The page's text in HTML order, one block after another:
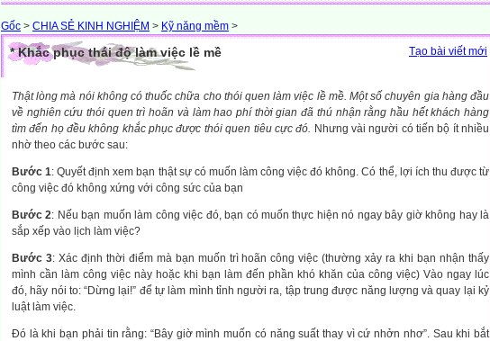
Gốc > CHIA SẺ KINH NGHIỆM > Kỹ năng mềm >
Tạo bài viết mới
* Khắc phục thái độ làm việc lề mề
Thật lòng mà nói không có thuốc chữa cho thói quen làm việc lề mề. Một số chuyên gia hàng đầu
về nghiên cứu thói quen trì hoãn và làm hao phí thời gian đã thú nhận rằng hầu hết khách hàng
tìm đến họ đều không khắc phục được thói quen tiêu cực đó. Nhưng vài người có tiến bộ ít nhiều
nhờ theo các bước sau:
Bước 1: Quyết định xem bạn thật sự có muốn làm công việc đó không. Có thể, lợi ích thu được từ
công việc đó không xứng với công sức của bạn
Bước 2: Nếu bạn muốn làm công việc đó, bạn có muốn thực hiện nó ngay bây giờ không hay là
sắp xếp vào lịch làm việc?
Bước 3: Xác định thời điểm mà bạn muốn trì hoãn công việc (thường xảy ra khi bạn nhận thấy
mình cần làm công việc này hoặc khi bạn làm đến phần khó khăn của công việc) Vào ngay lúc
đó, hãy nói to: “Dừng lại!” để tự làm mình tỉnh người ra, tập trung được năng lượng và quay lại kỷ
luật làm việc.
Đó là khi bạn phải tin rằng: “Bây giờ mình muốn có năng suất thay vì cứ nhởn nhơ”. Sau khi bắt